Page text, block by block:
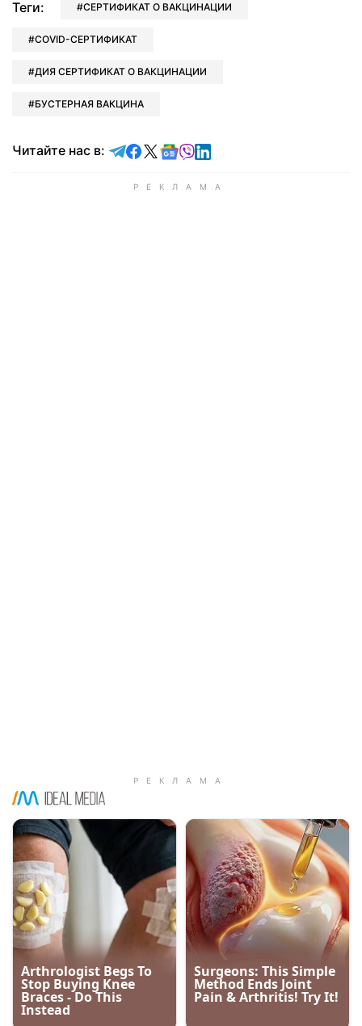
Теги: СЕРТИФИКАТ О ВАКЦИНАЦИИ
COVID-СЕРТИФИКАТ
ДИЯ СЕРТИФИКАТ О ВАКЦИНАЦИИ
БУСТЕРНАЯ ВАКЦИНА
Читайте нас в: Читайте в Telegram
Читайте в Facebook
Читайте в X
Читайте в Google news
Читайте в Viber
Читайте в LinkedIn